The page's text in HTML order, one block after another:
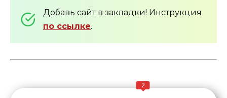
Добавь сайт в закладки! Инструкция
по ссылке.
2